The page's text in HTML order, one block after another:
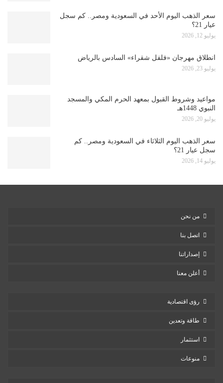
سعر الذهب اليوم الأحد في السعودية ومصر.. كم سجل
عيار 21؟
يوليو 12, 2026
انطلاق مهرجان «فلفل شقراء» السادس بالرياض
يوليو 23, 2026
مواعيد وشروط القبول بمعهد الحرم المكي والمسجد
النبوي 1448هـ
يوليو 20, 2026
سعر الذهب اليوم الثلاثاء في السعودية ومصر.. كم
سجل عيار 21؟
يوليو 14, 2026
من نحن
اتصل بنا
إصداراتنا
أعلن معنا
رؤى اقتصادية
طاقة وتعدين
استثمار
منوعات